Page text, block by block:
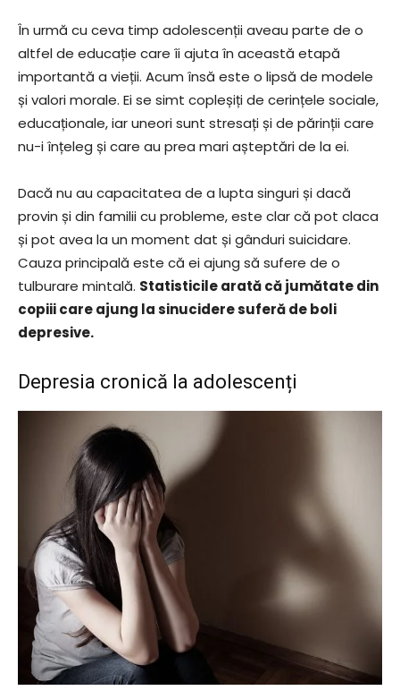
În urmă cu ceva timp adolescenții aveau parte de o
altfel de educație care îi ajuta în această etapă
importantă a vieții. Acum însă este o lipsă de modele
și valori morale. Ei se simt copleșiți de cerințele sociale,
educaționale, iar uneori sunt stresați și de părinții care
nu-i înțeleg și care au prea mari așteptări de la ei.
Dacă nu au capacitatea de a lupta singuri și dacă
provin și din familii cu probleme, este clar că pot claca
și pot avea la un moment dat și gânduri suicidare.
Cauza principală este că ei ajung să sufere de o
tulburare mintală. Statisticile arată că jumătate din
copiii care ajung la sinucidere suferă de boli
depresive.
Depresia cronică la adolescenți